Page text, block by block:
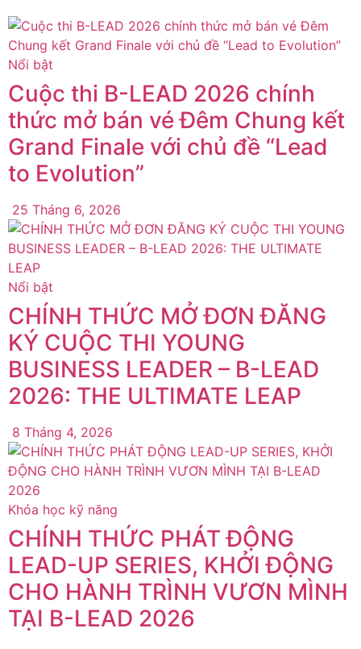
Nổi bật
Cuộc thi B-LEAD 2026 chính
thức mở bán vé Đêm Chung kết
Grand Finale với chủ đề “Lead
to Evolution”
25 Tháng 6, 2026
Nổi bật
CHÍNH THỨC MỞ ĐƠN ĐĂNG
KÝ CUỘC THI YOUNG
BUSINESS LEADER – B-LEAD
2026: THE ULTIMATE LEAP
8 Tháng 4, 2026
Khóa học kỹ năng
CHÍNH THỨC PHÁT ĐỘNG
LEAD-UP SERIES, KHỞI ĐỘNG
CHO HÀNH TRÌNH VƯƠN MÌNH
TẠI B-LEAD 2026